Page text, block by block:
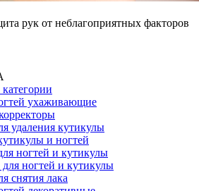
рук от неблагоприятных факторов
ухаживающие
удаления кутикулы
и ногтей
ногтей и кутикулы
ногтей и кутикулы
снятия лака